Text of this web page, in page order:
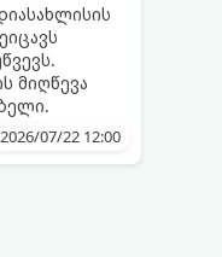
მიღწევა
2026/07/22 12:00